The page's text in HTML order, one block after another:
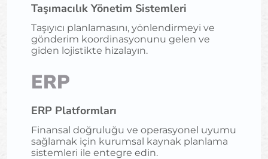
Taşımacılık Yönetim Sistemleri
Taşıyıcı planlamasını, yönlendirmeyi ve
gönderim koordinasyonunu gelen ve
giden lojistikte hizalayın.
ERP
ERP Platformları
Finansal doğruluğu ve operasyonel uyumu
sağlamak için kurumsal kaynak planlama
sistemleri ile entegre edin.